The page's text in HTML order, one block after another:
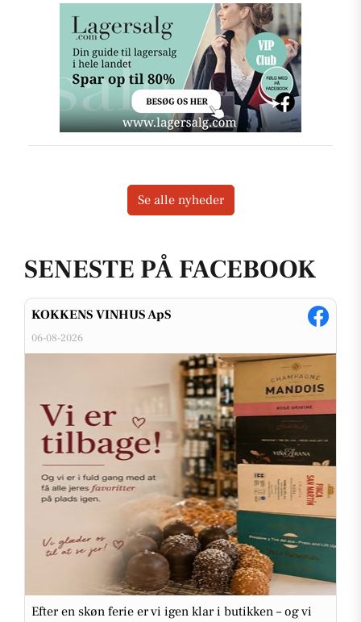
SENESTE PÅ FACEBOOK
KOKKENS VINHUS ApS
06-08-2026
Efter en skøn ferie er vi igen klar i butikken – og vi
Se alle nyheder